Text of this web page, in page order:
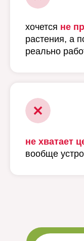
хочется не
растения, а
реально
не хватает
вообще